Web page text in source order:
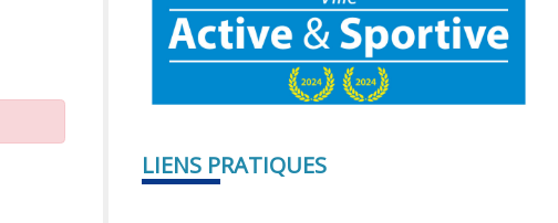
LIENS PRATIQUES